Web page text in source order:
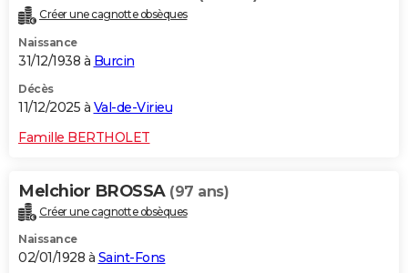
Créer une cagnotte obsèques
Naissance
31/12/1938 à Burcin
Décès
11/12/2025 à Val-de-Virieu
Famille BERTHOLET
Melchior BROSSA (97 ans)
Créer une cagnotte obsèques
Naissance
02/01/1928 à Saint-Fons